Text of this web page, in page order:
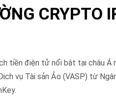
CRYPTO
tiền điện tử nổi bật tại châu Á
vụ Tài sản Ảo (VASP) từ